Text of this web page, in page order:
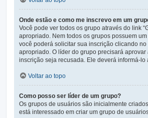
Onde estão e como me inscrevo em um
Você pode ver todos os grupo através do link
apropriado. Nem todos os grupos possuem
você poderá solicitar sua inscrição clicando
apropriado. O líder do grupo precisará
inscrição seja recusada. Ele deverá informá-
Voltar ao topo
Como posso ser líder de um grupo?
Os grupos de usuários são inicialmente
está interessado em criar um grupo de